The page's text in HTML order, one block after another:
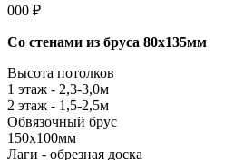
000 ₽
Со стенами из бруса 80х135мм
Высота потолков
1 этаж - 2,3-3,0м
2 этаж - 1,5-2,5м
Обвязочный брус
150х100мм
Лаги - обрезная доска